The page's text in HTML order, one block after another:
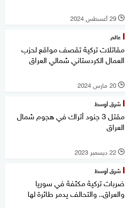
l 29 أغسطس 2024
عالم
مقاتلات تركية تقصف مواقع لحزب
العمال الكردستاني شمالي العراق
l 20 مارس 2024
شرق أوسط
مقتل 3 جنود أتراك في هجوم شمال
العراق
l 22 ديسمبر 2023
شرق أوسط
ضربات تركية مكثفة في سوريا
والعراق.. والتحالف يدمر طائرة لها